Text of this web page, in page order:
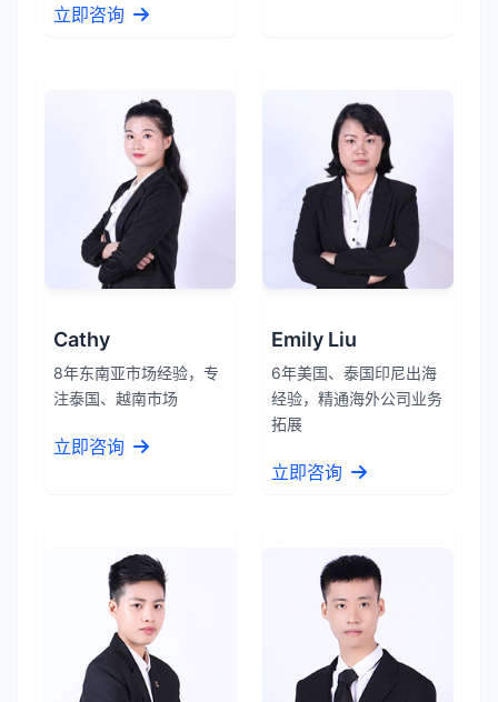
立即咨询
Cathy
8年东南亚市场经验，专
注泰国、越南市场
立即咨询
Emily Liu
6年美国、泰国印尼出海
经验，精通海外公司业务
拓展
立即咨询